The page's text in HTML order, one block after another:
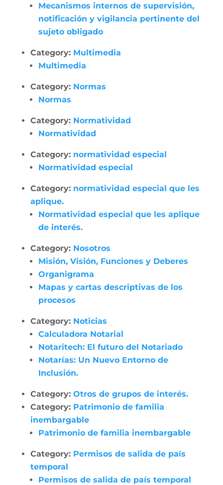
Mecanismos internos de supervisión,
notificación y vigilancia pertinente del
sujeto obligado
Category: Multimedia
Multimedia
Category: Normas
Normas
Category: Normatividad
Normatividad
Category: normatividad especial
Normatividad especial
Category: normatividad especial que les
aplique.
Normatividad especial que les aplique
de interés.
Category: Nosotros
Misión, Visión, Funciones y Deberes
Organigrama
Mapas y cartas descriptivas de los
procesos
Category: Noticias
Calculadora Notarial
Notaritech: El futuro del Notariado
Notarías: Un Nuevo Entorno de
Inclusión.
Category: Otros de grupos de interés.
Category: Patrimonio de familia
inembargable
Patrimonio de familia inembargable
Category: Permisos de salida de país
temporal
Permisos de salida de país temporal